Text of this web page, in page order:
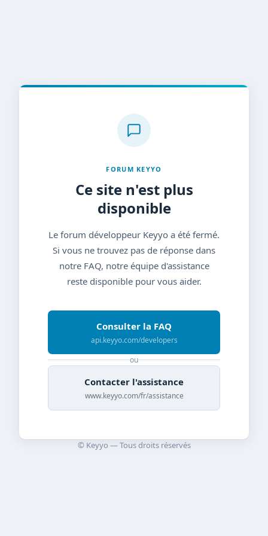
FORUM KEYYO
Ce site n'est plus
disponible
Le forum développeur Keyyo a été fermé.
Si vous ne trouvez pas de réponse dans
notre FAQ, notre équipe d'assistance
reste disponible pour vous aider.
Consulter la FAQ
api.keyyo.com/developers
ou
Contacter l'assistance
www.keyyo.com/fr/assistance
© Keyyo — Tous droits réservés